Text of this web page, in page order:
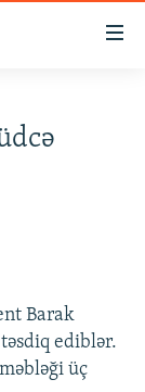
Barak
ediblər.
üç